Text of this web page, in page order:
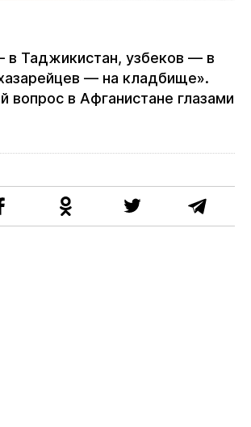
Таджикистан, узбеков — в
— на кладбище».
вопрос в Афганистане глазами